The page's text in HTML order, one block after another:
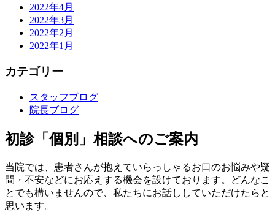
2022年4月
2022年3月
2022年2月
2022年1月
カテゴリー
スタッフブログ
院長ブログ
初診「個別」相談へのご案内
当院では、患者さんが抱えていらっしゃるお口のお悩みや疑
問・不安などにお応えする機会を設けております。どんなこ
とでも構いませんので、私たちにお話ししていただけたらと
思います。